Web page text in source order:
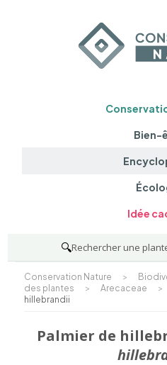
Bien-
Idée
🔍Rechercher une
Conservation Nature >
des plantes
> Arecaceae >
hillebrandii
Palmier de